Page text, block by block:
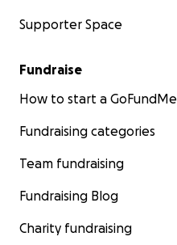
Supporter Space
Fundraise
How to start a GoFundMe
Fundraising categories
Team fundraising
Fundraising Blog
Charity fundraising